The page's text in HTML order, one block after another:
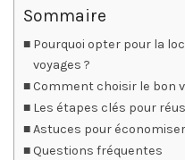
Sommaire
Pourquoi opter pour la
voyages ?
Comment choisir le bon
Les étapes clés pour
Astuces pour
Questions fréquentes